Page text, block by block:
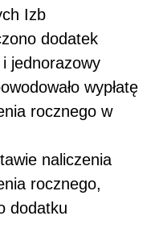
Izb
dodatek
jednorazowy
wypłatę
rocznego w
naliczenia
rocznego,
dodatku